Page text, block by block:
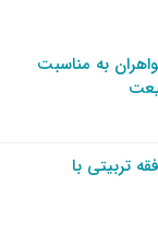
به مناسبت
تربیتی با